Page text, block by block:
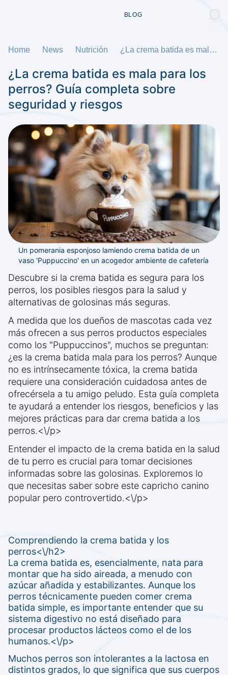
BLOG
Home News Nutrición ¿La crema batida es mala para los perros? Guía completa sobre seguridad y riesgos
¿La crema batida es mala para los
perros? Guía completa sobre
seguridad y riesgos
Un pomerania esponjoso lamiendo crema batida de un
vaso 'Puppuccino' en un acogedor ambiente de cafetería
Descubre si la crema batida es segura para los
perros, los posibles riesgos para la salud y
alternativas de golosinas más seguras.
A medida que los dueños de mascotas cada vez
más ofrecen a sus perros productos especiales
como los "Puppuccinos", muchos se preguntan:
¿es la crema batida mala para los perros? Aunque
no es intrínsecamente tóxica, la crema batida
requiere una consideración cuidadosa antes de
ofrecérsela a tu amigo peludo. Esta guía completa
te ayudará a entender los riesgos, beneficios y las
mejores prácticas para dar crema batida a los
perros.<\/p>
Entender el impacto de la crema batida en la salud
de tu perro es crucial para tomar decisiones
informadas sobre las golosinas. Exploremos lo
que necesitas saber sobre este capricho canino
popular pero controvertido.<\/p>
Comprendiendo la crema batida y los
perros<\/h2>
La crema batida es, esencialmente, nata para
montar que ha sido aireada, a menudo con
azúcar añadida y estabilizantes. Aunque los
perros técnicamente pueden comer crema
batida simple, es importante entender que su
sistema digestivo no está diseñado para
procesar productos lácteos como el de los
humanos.<\/p>
Muchos perros son intolerantes a la lactosa en
distintos grados, lo que significa que sus cuerpos